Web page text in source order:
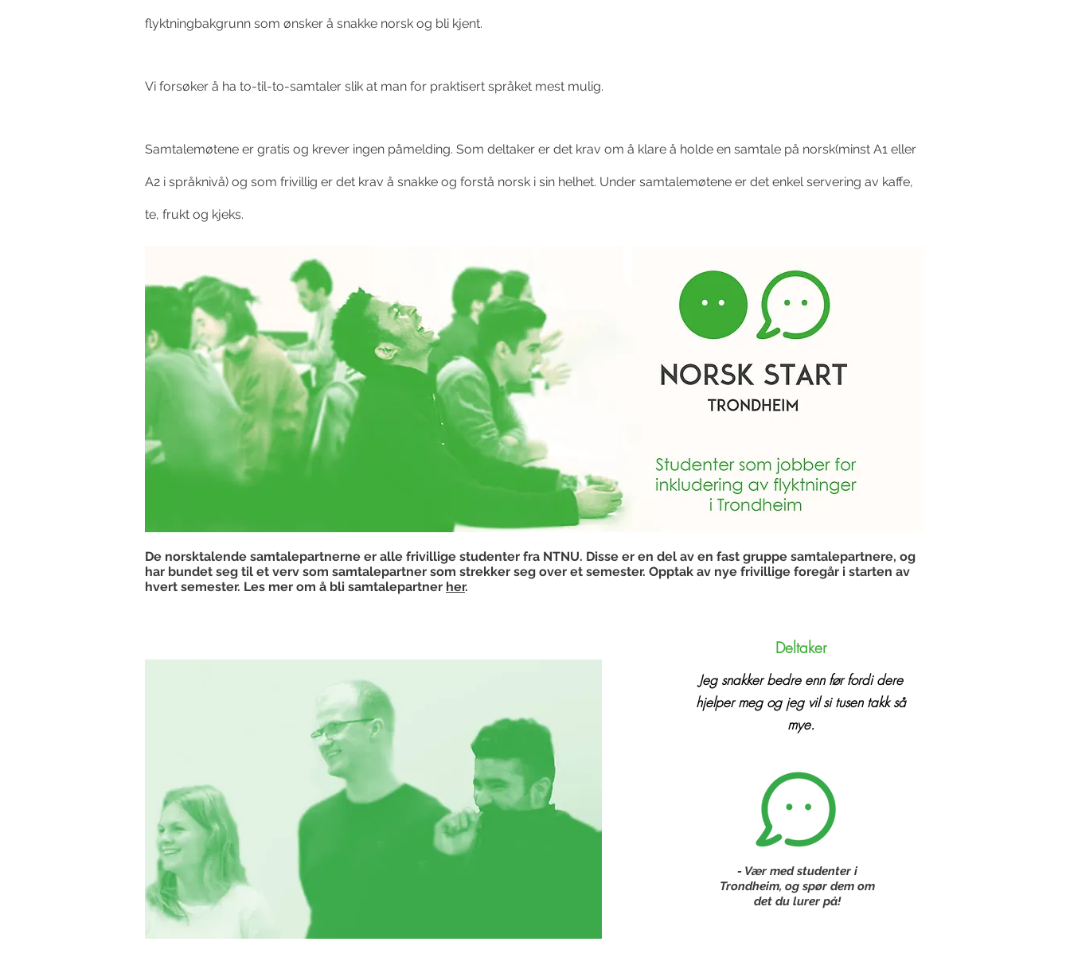
flyktningbakgrunn som ønsker å snakke norsk og bli kjent.
Vi forsøker å ha to-til-to-samtaler slik at man for praktisert språket mest mulig.
Samtalemøtene er gratis og krever ingen påmelding. Som deltaker er det krav om å klare å holde en samtale på norsk(minst A1 eller
A2 i språknivå) og som frivillig er det krav å snakke og forstå norsk i sin helhet. Under samtalemøtene er det enkel servering av kaffe,
te, frukt og kjeks.
De norsktalende samtalepartnerne er alle frivillige studenter fra NTNU. Disse er en del av en fast gruppe samtalepartnere, og
har bundet seg til et verv som samtalepartner som strekker seg over et semester. Opptak av nye frivillige foregår i starten av
hvert semester. Les mer om å bli samtalepartner her.
Deltaker
Jeg snakker bedre enn før fordi dere
hjelper meg og jeg vil si tusen takk så
mye.
- Vær med studenter i
Trondheim, og spør dem om
det du lurer på!